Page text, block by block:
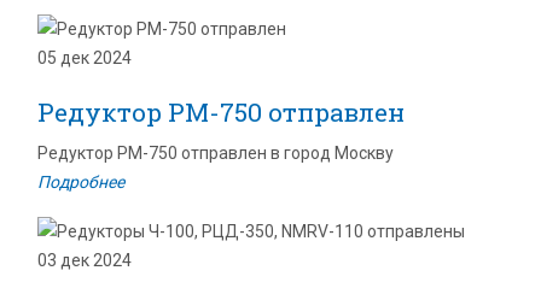
05 дек 2024
Редуктор РМ-750 отправлен
Редуктор РМ-750 отправлен в город Москву
Подробнее
03 дек 2024